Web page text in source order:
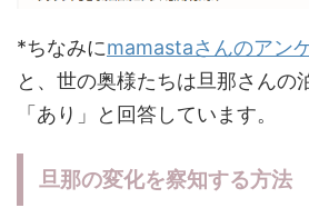
*ちなみにmamastaさんのアン
と、世の奥様たちは旦那さんの
「あり」と回答しています。
旦那の変化を察知する方法